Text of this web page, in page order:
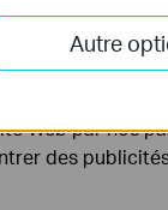
A video from TP-Link's Quick Tips Series of videos that show you how to quickly adjust the quality of the video resolution on a Tapo Camera
Autre
sur
Web par nos
des